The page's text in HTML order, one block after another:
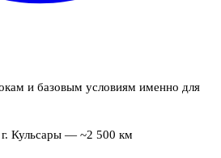
и базовым условиям именно для
Кульсары — ~2 500 км